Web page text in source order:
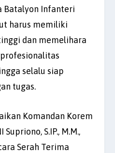
Batalyon Infanteri
harus memiliki
dan memelihara
selalu siap
tugas.
Komandan Korem
S.IP., M.M.,
Serah Terima